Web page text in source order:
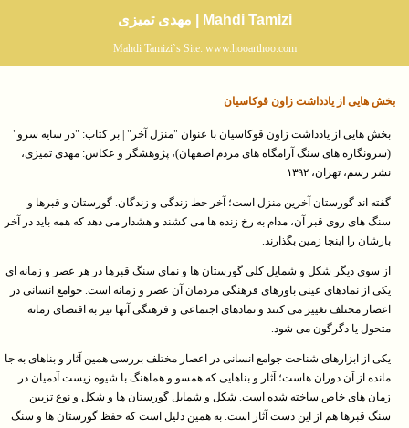
Mahdi Tamizi | مهدی تمیزی
Mahdi Tamizi`s Site: www.hooarthoo.com
بخش هایی از یادداشت زاون قوکاسیان
بخش هایی از یادداشت زاون قوکاسیان با عنوان "منزل آخر" | بر کتاب: "در سایه سرو"
(سرونگاره های سنگ آرامگاه های مردم اصفهان)، پژوهشگر و عکاس: مهدی تمیزی،
نشر رسم، تهران، ۱۳۹۲
گفته اند گورستان آخرین منزل است؛ آخر خط زندگی و زندگان. گورستان و قبرها و
سنگ های روی قبر آن، مدام به رخ زنده ها می کشند و هشدار می دهد که همه باید در آخر
بارشان را اینجا زمین بگذارند.
از سوی دیگر شکل و شمایل کلی گورستان ها و نمای سنگ قبرها در هر عصر و زمانه ای
یکی از نمادهای عینی باورهای فرهنگی مردمان آن عصر و زمانه است. جوامع انسانی در
اعصار مختلف تغییر می کنند و نمادهای اجتماعی و فرهنگی آنها نیز به اقتضای زمانه
متحول یا دگرگون می شود.
یکی از ابزارهای شناخت جوامع انسانی در اعصار مختلف بررسی همین آثار و بناهای به جا
مانده از آن دوران هاست؛ آثار و بناهایی که همسو و هماهنگ با شیوه زیست آدمیان در
زمان های خاص ساخته شده است. شکل و شمایل گورستان ها و شکل و نوع تزیین
سنگ قبرها هم از این دست آثار است. به همین دلیل است که حفظ گورستان ها و سنگ